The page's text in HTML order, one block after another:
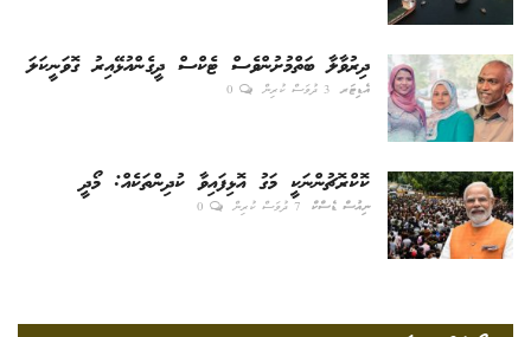
ދިރުވާލާ ބަތްމުށުންވެސް ޓެކްސް ދީގެންއުޅޭއިރު ގޮވަނީކަލަ
އެޑިޓަރ 3 ދުވަސް ކުރިން 0
ކޮކްރޮޗުންނަކީ މަގު އޮޅިފައިވާ ކުދިންތަކެއް: މޯދީ
ނިއުސް ޑެސްކް 7 ދުވަސް ކުރިން 0